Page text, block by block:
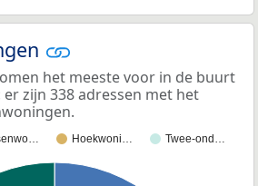
het meeste voor in de buurt
zijn 338 adressen met het
Hoekwoni…
Twee-ond…